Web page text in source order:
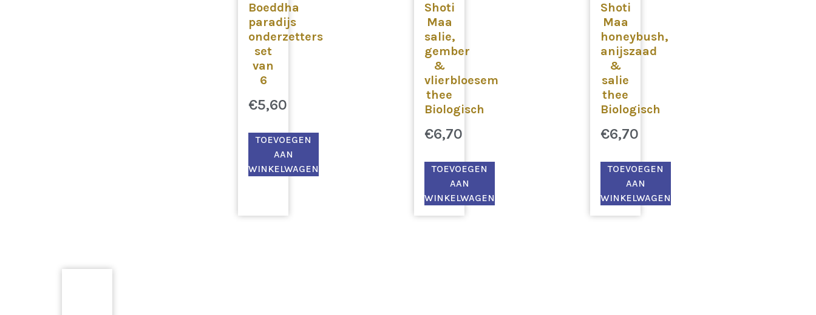
Boeddha
paradijs
onderzetters
set
van
6
€5,60
TOEVOEGEN
AAN
WINKELWAGEN
Shoti
Maa
salie,
gember
&
vlierbloesem
thee
Biologisch
€6,70
TOEVOEGEN
AAN
WINKELWAGEN
Shoti
Maa
honeybush,
anijszaad
&
salie
thee
Biologisch
€6,70
TOEVOEGEN
AAN
WINKELWAGEN